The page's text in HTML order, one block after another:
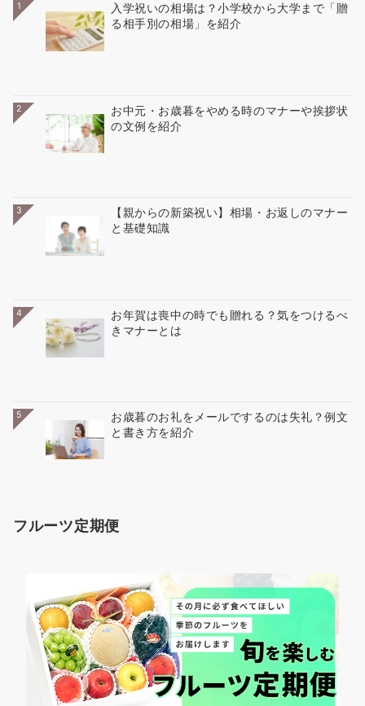
1
入学祝いの相場は？小学校から大学まで「贈
る相手別の相場」を紹介
2
お中元・お歳暮をやめる時のマナーや挨拶状
の文例を紹介
3
【親からの新築祝い】相場・お返しのマナー
と基礎知識
4
お年賀は喪中の時でも贈れる？気をつけるべ
きマナーとは
5
お歳暮のお礼をメールでするのは失礼？例文
と書き方を紹介
フルーツ定期便